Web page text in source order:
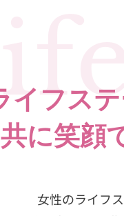
イフス
共に笑顔
女性のライフ